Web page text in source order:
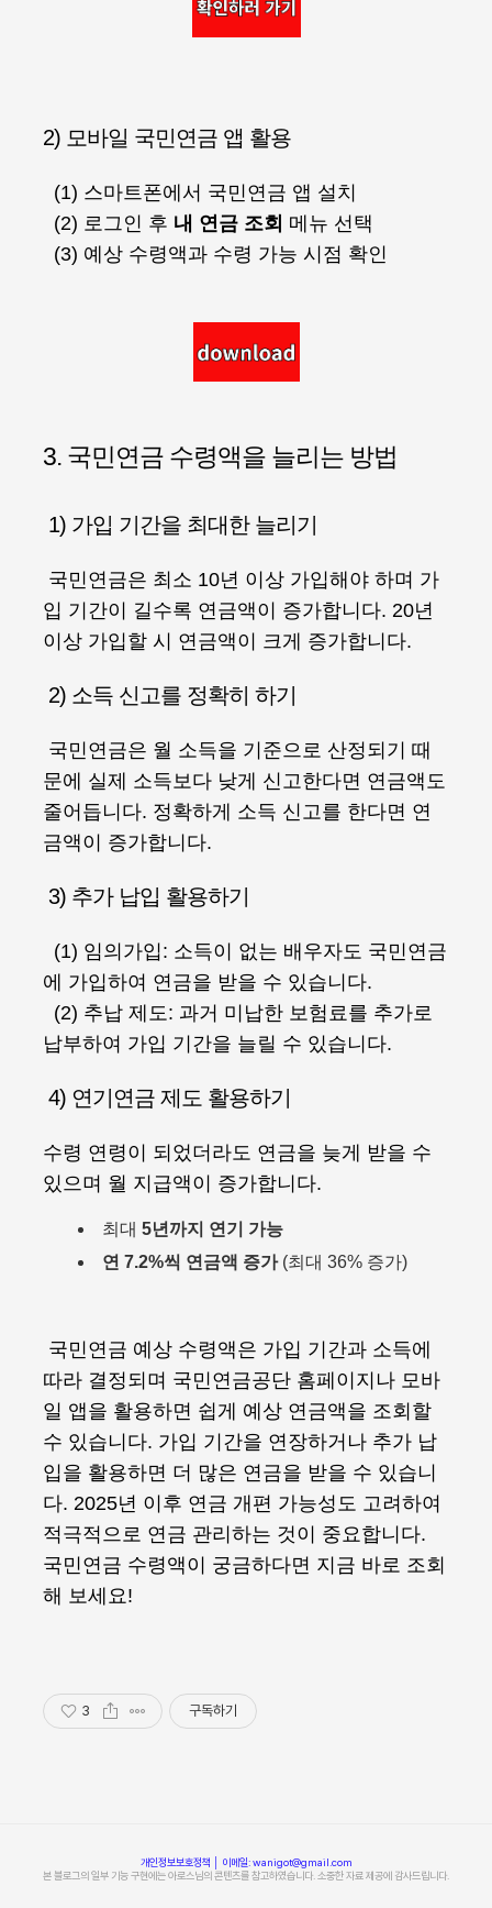
2) 모바일 국민연금 앱 활용
(1) 스마트폰에서 국민연금 앱 설치
(2) 로그인 후 내 연금 조회 메뉴 선택
(3) 예상 수령액과 수령 가능 시점 확인
3. 국민연금 수령액을 늘리는 방법
1) 가입 기간을 최대한 늘리기
국민연금은 최소 10년 이상 가입해야 하며 가
입 기간이 길수록 연금액이 증가합니다. 20년
이상 가입할 시 연금액이 크게 증가합니다.
2) 소득 신고를 정확히 하기
국민연금은 월 소득을 기준으로 산정되기 때
문에 실제 소득보다 낮게 신고한다면 연금액도
줄어듭니다. 정확하게 소득 신고를 한다면 연
금액이 증가합니다.
3) 추가 납입 활용하기
(1) 임의가입: 소득이 없는 배우자도 국민연금
에 가입하여 연금을 받을 수 있습니다.
(2) 추납 제도: 과거 미납한 보험료를 추가로
납부하여 가입 기간을 늘릴 수 있습니다.
4) 연기연금 제도 활용하기
수령 연령이 되었더라도 연금을 늦게 받을 수
있으며 월 지급액이 증가합니다.
최대 5년까지 연기 가능
연 7.2%씩 연금액 증가(최대 36% 증가)
국민연금 예상 수령액은 가입 기간과 소득에
따라 결정되며 국민연금공단 홈페이지나 모바
일 앱을 활용하면 쉽게 예상 연금액을 조회할
수 있습니다. 가입 기간을 연장하거나 추가 납
입을 활용하면 더 많은 연금을 받을 수 있습니
다. 2025년 이후 연금 개편 가능성도 고려하여
적극적으로 연금 관리하는 것이 중요합니다.
국민연금 수령액이 궁금하다면 지금 바로 조회
해 보세요!
3 구독하기
개인정보보호정책 │ 이메일: wanigot@gmail.com
본 블로그의 일부 기능 구현에는 아로스님의 콘텐츠를 참고하였습니다. 소중한 자료 제공에 감사드립니다.